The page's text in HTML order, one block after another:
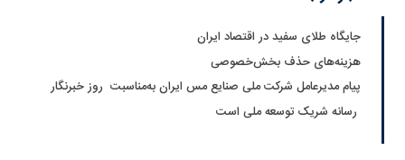
جایگاه طلای سفید در اقتصاد ایران
هزینه‌های حذف بخش‌خصوصی
پیام مدیرعامل شرکت ملی صنایع مس ایران به‌مناسبت روز خبرنگار
رسانه شریک توسعه ملی است